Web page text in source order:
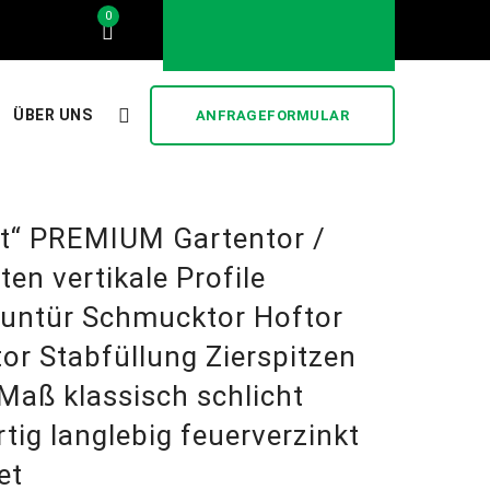
0
ÜBER UNS ANFRAGEFORMULAR
PREMIUM Gartentor /
vertikale Profile
Schmucktor Hoftor
Stabfüllung Zierspitzen
klassisch schlicht
langlebig feuerverzinkt